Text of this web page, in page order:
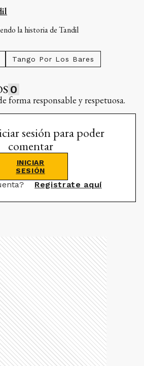
la historia de Tandil
Tango Por Los Bares
0
forma responsable y respetuosa.
sesión para poder
comentar
INICIAR
SESIÓN
Registrate aquí